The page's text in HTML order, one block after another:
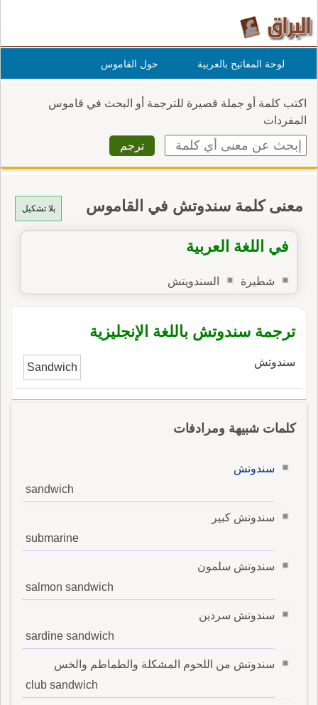
لوحة المفاتيح بالعربية حول القاموس
اكتب كلمة أو جملة قصيرة للترجمة أو البحث في قاموس
المفردات
بلا تشكيل معنى كلمة سندوتش في القاموس
في اللغة العربية
شطيرة السندويتش
ترجمة سندوتش باللغة الإنجليزية
سندوتش Sandwich
كلمات شبيهة ومرادفات
سندوتش
sandwich
سندوتش كبير
submarine
سندوتش سلمون
salmon sandwich
سندوتش سردين
sardine sandwich
سندوتش من اللحوم المشكلة والطماطم والخس
club sandwich